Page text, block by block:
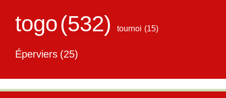
togo(532) tournoi (15)
Éperviers (25)